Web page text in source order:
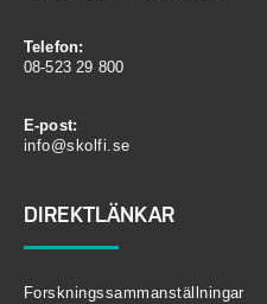
Telefon:
08-523 29 800
E-post:
info@skolfi.se
DIREKTLÄNKAR
Forskningssammanställningar